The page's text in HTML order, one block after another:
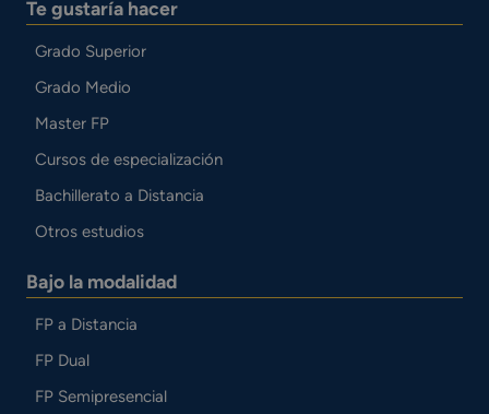
Te gustaría hacer
Grado Superior
Grado Medio
Master FP
Cursos de especialización
Bachillerato a Distancia
Otros estudios
Bajo la modalidad
FP a Distancia
FP Dual
FP Semipresencial